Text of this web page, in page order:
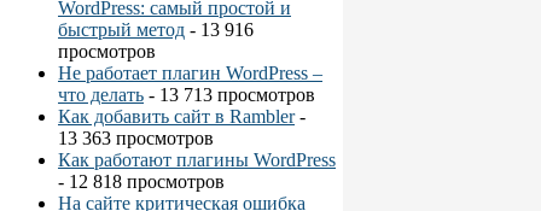
WordPress: самый простой и
быстрый метод - 13 916
просмотров
Не работает плагин WordPress –
что делать - 13 713 просмотров
Как добавить сайт в Rambler-
13 363 просмотров
Как работают плагины WordPress
- 12 818 просмотров
На сайте критическая ошибка